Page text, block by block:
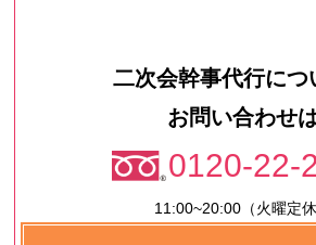
二次会幹事代行につ
お問い合わせ
0120-22-
11:00~20:00（火曜定休